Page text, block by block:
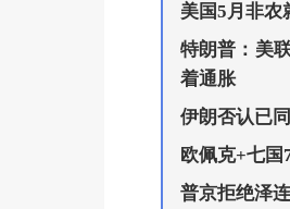
美国5月非农
特朗普：美
着通胀
伊朗否认已
欧佩克+七国
普京拒绝泽